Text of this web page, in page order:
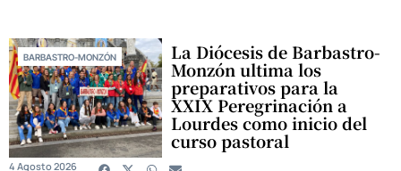
BARBASTRO-MONZÓN La Diócesis de Barbastro-
Monzón ultima los
preparativos para la
XXIX Peregrinación a
Lourdes como inicio del
curso pastoral
4 Agosto 2026